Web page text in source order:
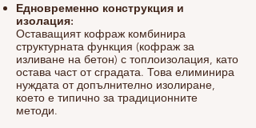
Едновременно конструкция и
изолация:
Оставащият кофраж комбинира
структурната функция (кофраж за
изливане на бетон) с топлоизолация, като
остава част от сградата. Това елиминира
нуждата от допълнително изолиране,
което е типично за традиционните
методи.​